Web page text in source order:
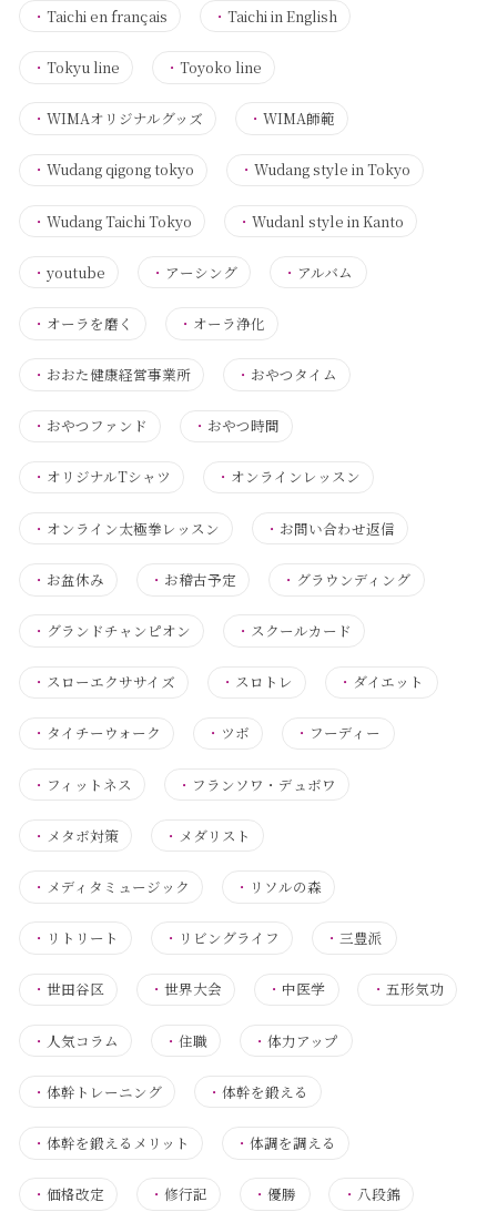
・ Taichi en français ・Taichi in English
・ Tokyu line ・Toyoko line
・ WIMAオリジナルグッズ ・WIMA師範
・ Wudang qigong tokyo ・Wudang style in Tokyo
・ Wudang Taichi Tokyo ・Wudanl style in Kanto
・ youtube ・ アーシング ・ アルバム
・ オーラを磨く ・ オーラ浄化
・ おおた健康経営事業所 ・ おやつタイム
・ おやつファンド ・ おやつ時間
・ オリジナルTシャツ ・ オンラインレッスン
・ オンライン太極拳レッスン ・ お問い合わせ返信
・ お盆休み ・ お稽古予定 ・ グラウンディング
・ グランドチャンピオン ・ スクールカード
・ スローエクササイズ ・ スロトレ ・ ダイエット
・ タイチーウォーク ・ ツボ ・ フーディー
・ フィットネス ・ フランソワ・デュボワ
・ メタボ対策 ・ メダリスト
・ メディタミュージック ・ リソルの森
・ リトリート ・ リビングライフ ・三豊派
・ 世田谷区 ・世界大会 ・ 中医学 ・ 五形気功
・ 人気コラム ・住職 ・体力アップ
・ 体幹トレーニング ・体幹を鍛える
・ 体幹を鍛えるメリット ・体調を調える
・ 価格改定 ・修行記 ・優勝 ・ 八段錦